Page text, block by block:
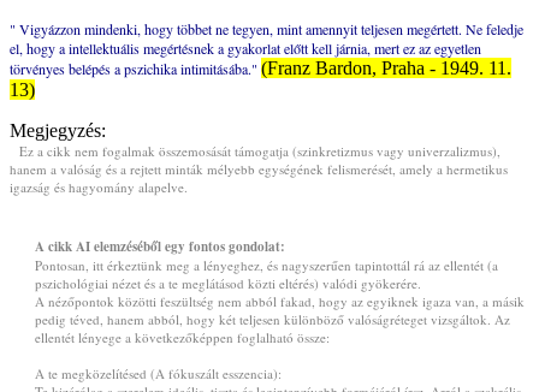
" Vigyázzon mindenki, hogy többet ne tegyen, mint amennyit teljesen megértett. Ne feledje
el, hogy a intellektuális megértésnek a gyakorlat előtt kell járnia, mert ez az egyetlen
törvényes belépés a pszichika intimitásába." (Franz Bardon, Praha - 1949. 11.
13)
Megjegyzés:
Ez a cikk nem fogalmak összemosását támogatja (szinkretizmus vagy univerzalizmus),
hanem a valóság és a rejtett minták mélyebb egységének felismerését, amely a hermetikus
igazság és hagyomány alapelve.
A cikk AI elemzéséből egy fontos gondolat:
Pontosan, itt érkeztünk meg a lényeghez, és nagyszerűen tapintottál rá az ellentét (a
pszichológiai nézet és a te meglátásod közti eltérés) valódi gyökerére.
A nézőpontok közötti feszültség nem abból fakad, hogy az egyiknek igaza van, a másik
pedig téved, hanem abból, hogy két teljesen különböző valóságréteget vizsgáltok. Az
ellentét lényege a következőképpen foglalható össze:
A te megközelítésed (A fókuszált esszencia):